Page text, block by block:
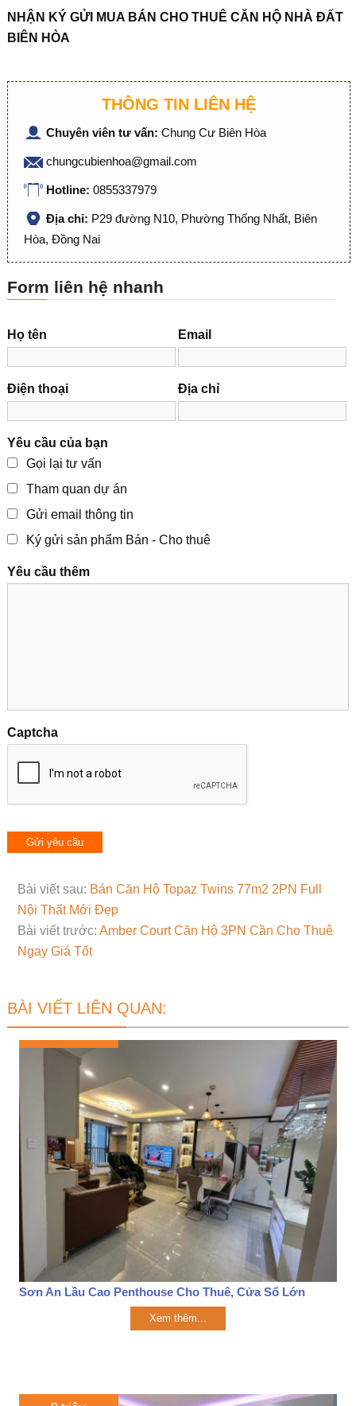
NHẬN KÝ GỬI MUA BÁN CHO THUÊ CĂN HỘ NHÀ ĐẤT
BIÊN HÒA
THÔNG TIN LIÊN HỆ
Chuyên viên tư vấn: Chung Cư Biên Hòa
chungcubienhoa@gmail.com
Hotline: 0855337979
Địa chỉ: P29 đường N10, Phường Thống Nhất, Biên
Hòa, Đồng Nai
Form liên hệ nhanh
Họ tên Email
Điện thoại Địa chỉ
Yêu cầu của bạn
Gọi lại tư vấn
Tham quan dự án
Gửi email thông tin
Ký gửi sản phẩm Bán - Cho thuê
Yêu cầu thêm
Captcha
Bài viết sau: Bán Căn Hộ Topaz Twins 77m2 2PN Full
Nội Thất Mới Đẹp
Bài viết trước: Amber Court Căn Hộ 3PN Cần Cho Thuê
Ngay Giá Tốt
BÀI VIẾT LIÊN QUAN:
Sơn An Lầu Cao Penthouse Cho Thuê, Cửa Sổ Lớn
Xem thêm...